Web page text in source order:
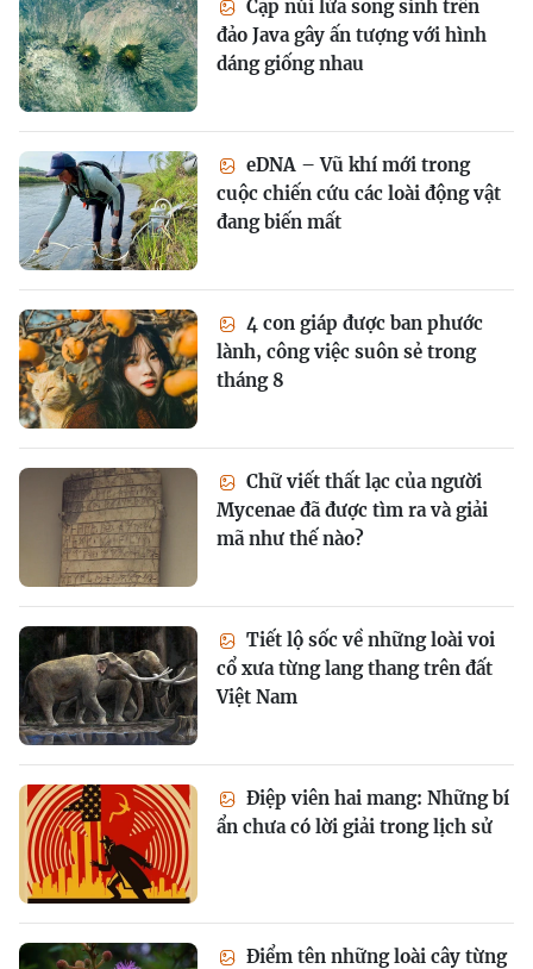
Cặp núi lửa song sinh trên
đảo Java gây ấn tượng với hình
dáng giống nhau
eDNA – Vũ khí mới trong
cuộc chiến cứu các loài động vật
đang biến mất
4 con giáp được ban phước
lành, công việc suôn sẻ trong
tháng 8
Chữ viết thất lạc của người
Mycenae đã được tìm ra và giải
mã như thế nào?
Tiết lộ sốc về những loài voi
cổ xưa từng lang thang trên đất
Việt Nam
Điệp viên hai mang: Những bí
ẩn chưa có lời giải trong lịch sử
Điểm tên những loài cây từng